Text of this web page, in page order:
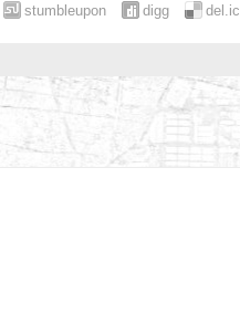
digg
stumbleupon